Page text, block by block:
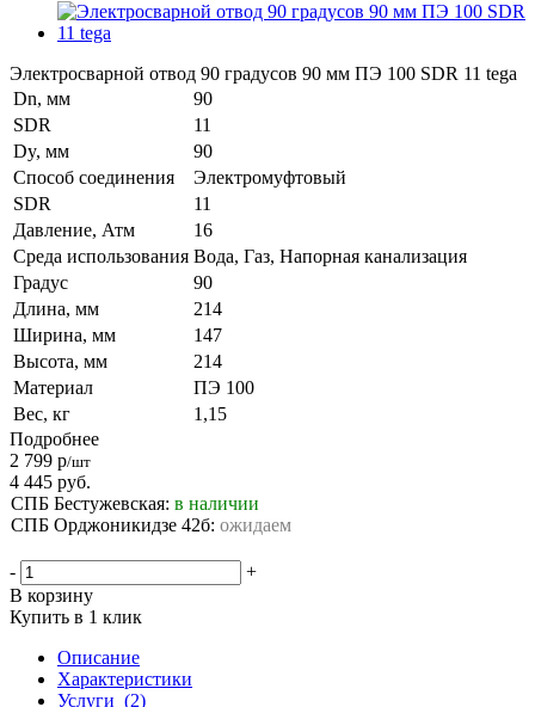
Электросварной отвод 90 градусов 90 мм ПЭ 100 SDR 11 tega
Dn, мм
90
SDR
11
Dy, мм
90
Способ соединения
Электромуфтовый
SDR
11
Давление, Атм
16
Среда использования Вода, Газ, Напорная канализация
Градус
90
Длина, мм
214
Ширина, мм
147
Высота, мм
214
Материал
ПЭ 100
Вес, кг
1,15
Подробнее
2 799 р/шт
4 445 руб.
СПБ Бестужевская: в наличии
СПБ Орджоникидзе 42б: ожидаем
-
+
В корзину
Купить в 1 клик
Описание
Характеристики
Услуги (2)